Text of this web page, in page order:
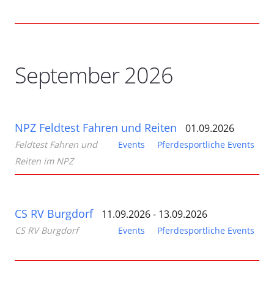
September 2026
NPZ Feldtest Fahren und Reiten 01.09.2026
Events Pferdesportliche Events
Feldtest Fahren und
Reiten im NPZ
CS RV Burgdorf 11.09.2026 - 13.09.2026
Events Pferdesportliche Events
CS RV Burgdorf